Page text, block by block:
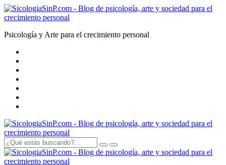
Psicología y Arte para el crecimiento personal